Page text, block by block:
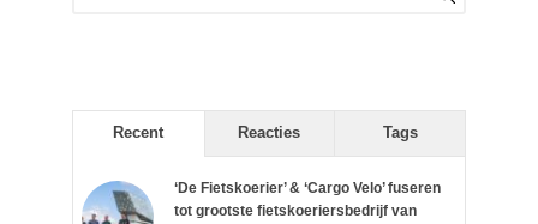
Recent Reacties Tags
‘De Fietskoerier’ & ‘Cargo Velo’ fuseren
tot grootste fietskoeriersbedrijf van